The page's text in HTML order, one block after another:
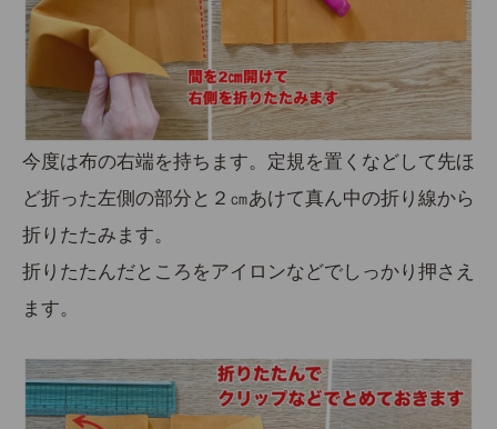
今度は布の右端を持ちます。定規を置くなどして先ほ
ど折った左側の部分と２㎝あけて真ん中の折り線から
折りたたみます。
折りたたんだところをアイロンなどでしっかり押さえ
ます。